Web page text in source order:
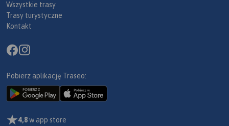
Wszystkie trasy
Trasy turystyczne
Kontakt
Pobierz aplikację Traseo:
4,8w app store